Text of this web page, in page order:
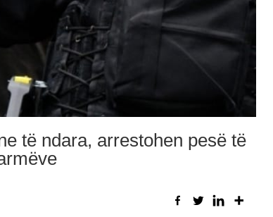
të ndara, arrestohen pesë të